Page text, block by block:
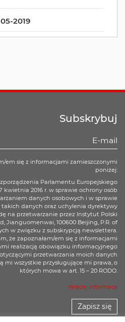
2019
Subskrybuj
em się z informacjami zamieszczonymi
poniżej:
Parlamentu Europejskiego
kwietnia 2016 r. w sprawie ochrony osób
danych osobowych i w sprawie
danych oraz uchylenia dyrektywy
na przetwarzanie przez Instytut Polski
Jianguomenwai, 100600 Beijing, P.R. of
w związku z subskrypcją newslettera.
że zapoznałam/em się z informacjami
realizacją obowiązku informacyjnego
przetwarzania moich danych
mi wszystkie przysługujące mi prawa, o
których mowa w art. 15 – 20 RODO.
Więcej informacji
Zapisz się